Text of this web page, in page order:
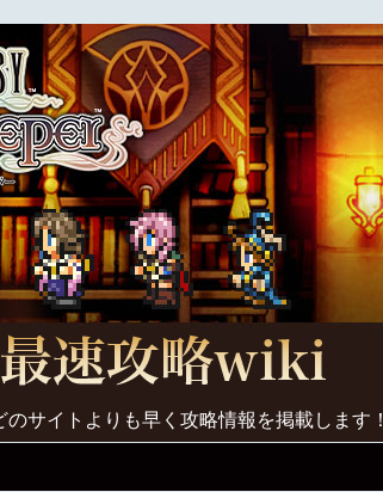
サイトよりも早く攻略情報を掲載します！